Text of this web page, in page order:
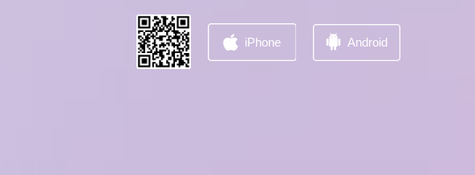
 iPhone  Android